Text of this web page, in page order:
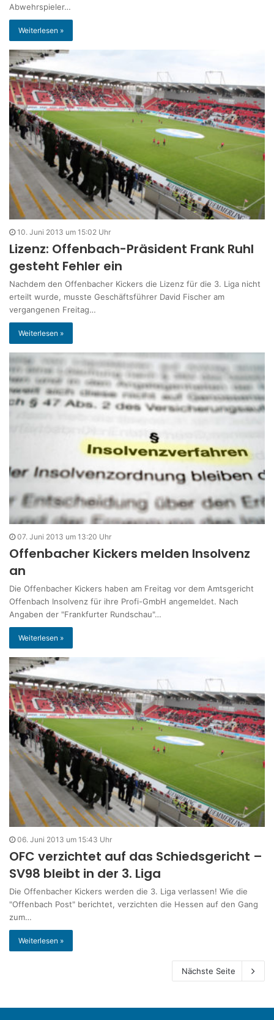
Abwehrspieler…
Weiterlesen »
10. Juni 2013 um 15:02 Uhr
Lizenz: Offenbach-Präsident Frank Ruhl
gesteht Fehler ein
Nachdem den Offenbacher Kickers die Lizenz für die 3. Liga nicht
erteilt wurde, musste Geschäftsführer David Fischer am
vergangenen Freitag…
Weiterlesen »
07. Juni 2013 um 13:20 Uhr
Offenbacher Kickers melden Insolvenz
an
Die Offenbacher Kickers haben am Freitag vor dem Amtsgericht
Offenbach Insolvenz für ihre Profi-GmbH angemeldet. Nach
Angaben der "Frankfurter Rundschau"…
Weiterlesen »
06. Juni 2013 um 15:43 Uhr
OFC verzichtet auf das Schiedsgericht –
SV98 bleibt in der 3. Liga
Die Offenbacher Kickers werden die 3. Liga verlassen! Wie die
"Offenbach Post" berichtet, verzichten die Hessen auf den Gang
zum…
Weiterlesen »
Nächste Seite